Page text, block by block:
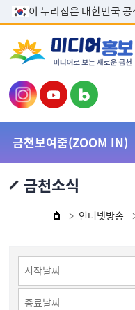
이 누리집은 대한민국
금천보여줌(ZOOM IN)
금천소식
인터넷방송